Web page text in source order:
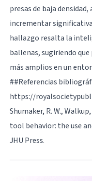
presas de baja
incrementar
hallazgo resalta la
ballenas, sugiriendo
más amplios en un
##Referencias
https://
Shumaker, R. W.,
tool behavior: the use
JHU Press.